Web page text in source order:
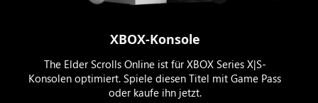
XBOX-Konsole
The Elder Scrolls Online ist für XBOX Series X|S-
Konsolen optimiert. Spiele diesen Titel mit Game Pass
oder kaufe ihn jetzt.